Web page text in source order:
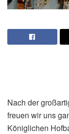
Nach der
freuen wir uns
Königlichen